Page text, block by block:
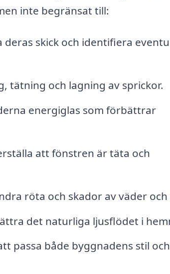
inte begränsat till:
skick och identifiera
tätning och lagning av sprickor.
energiglas som förbättrar
att fönstren är täta och
röta och skador av väder och
det naturliga ljusflödet i
passa både byggnadens stil och